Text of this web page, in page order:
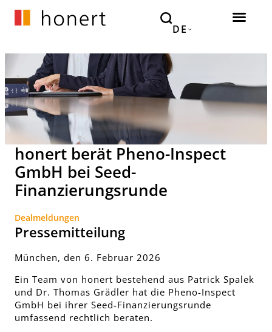
DE
honert berät Pheno-Inspect
GmbH bei Seed-
Finanzierungsrunde
Dealmeldungen
Pressemitteilung
München, den 6. Februar 2026
Ein Team von honert bestehend aus Patrick Spalek
und Dr. Thomas Grädler hat die Pheno-Inspect
GmbH bei ihrer Seed-Finanzierungsrunde
umfassend rechtlich beraten.